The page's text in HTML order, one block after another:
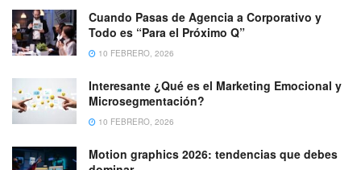
Cuando Pasas de Agencia a Corporativo y
Todo es “Para el Próximo Q”
10 FEBRERO, 2026
Interesante ¿Qué es el Marketing Emocional y
Microsegmentación?
10 FEBRERO, 2026
Motion graphics 2026: tendencias que debes